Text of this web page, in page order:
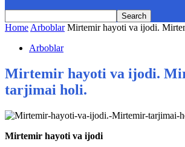
Home Arboblar Mirtemir hayoti va ijodi.
Arboblar
Mirtemir hayoti va ijodi.
tarjimai holi.
Mirtemir hayoti va ijodi